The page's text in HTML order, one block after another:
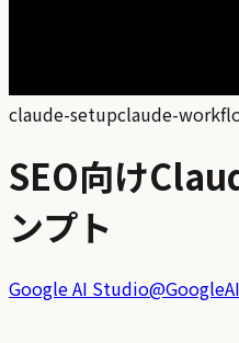
claude-setupclaude-
SEO向け
ンプト
Google AI Studio@